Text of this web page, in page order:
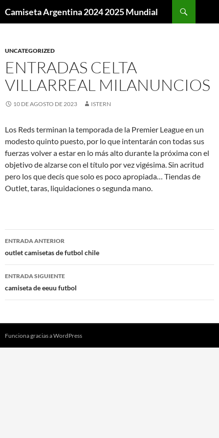
Camiseta Argentina 2024 2025 Mundial
UNCATEGORIZED
ENTRADAS CELTA
VILLARREAL MILANUNCIOS
10 DE AGOSTO DE 2023 ISTERN
Los Reds terminan la temporada de la Premier League en un
modesto quinto puesto, por lo que intentarán con todas sus
fuerzas volver a estar en lo más alto durante la próxima con el
objetivo de alzarse con el título por vez vigésima. Sin acritud
pero los que decís que solo es poco apropiada… Tiendas de
Outlet, taras, liquidaciones o segunda mano.
Navegación
de
entradas
ENTRADA ANTERIOR
outlet camisetas de futbol chile
ENTRADA SIGUIENTE
camiseta de eeuu futbol
Funciona gracias a WordPress